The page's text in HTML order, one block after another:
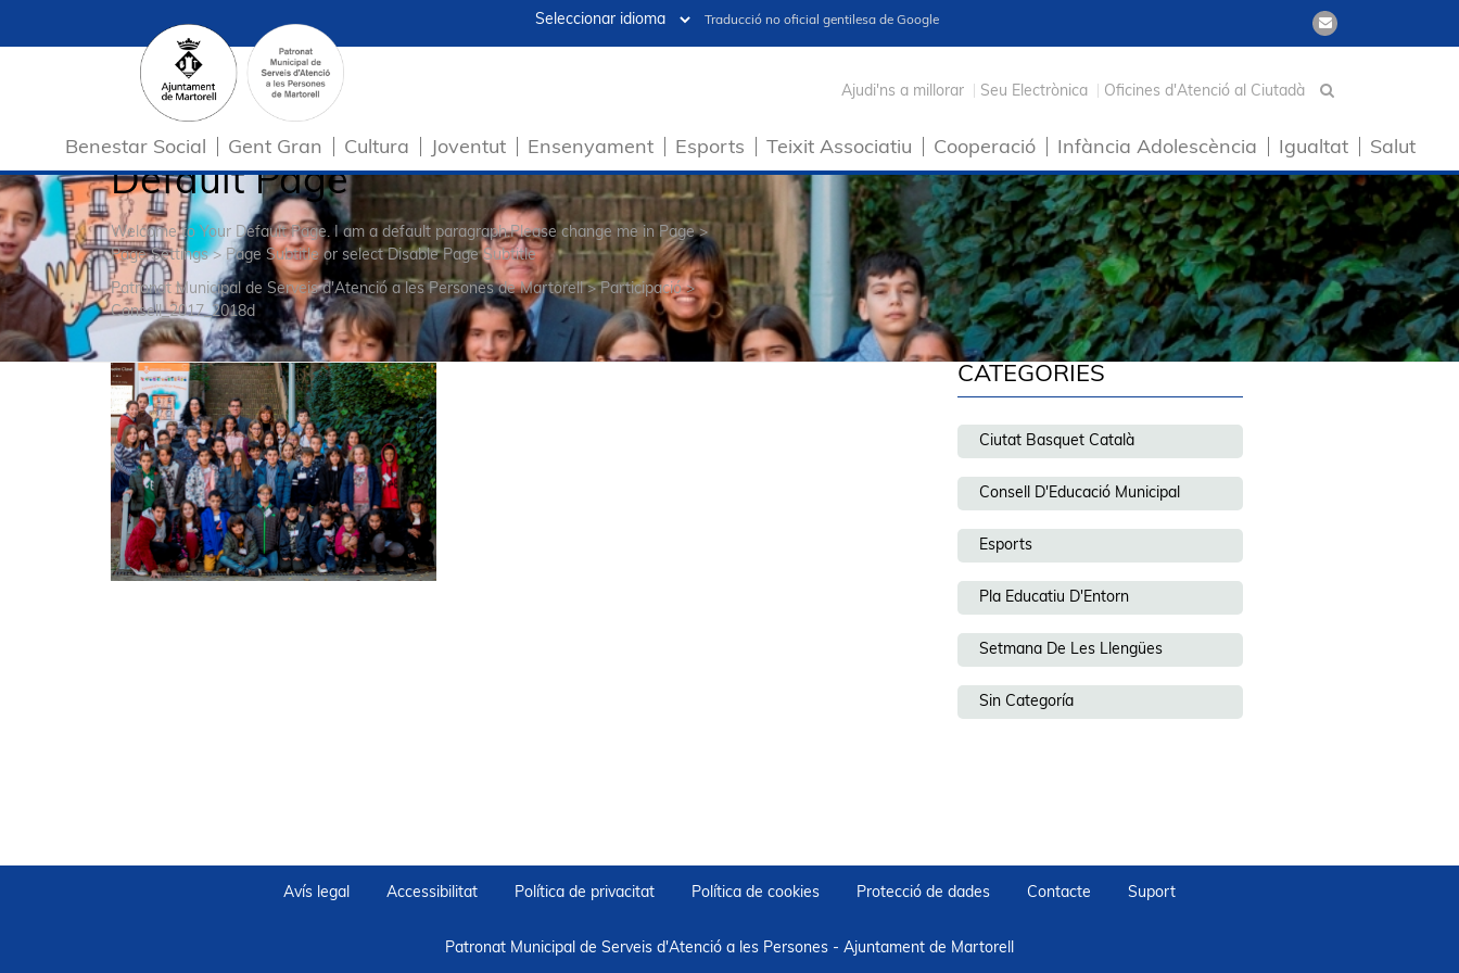
Traducció no oficial gentilesa de Google
Ajudi'ns a millorar Seu Electrònica Oficines d'Atenció al Ciutadà
Benestar Social Gent Gran Cultura Joventut Ensenyament Esports Teixit Associatiu Cooperació Infància Adolescència Igualtat Salut
Default Page
Welcome to Your Default Page. I am a default paragraph.Please change me in Page >
Page Settings > Page Subtitle or select Disable Page Subtitle
Patronat Municipal de Serveis d'Atenció a les Persones de Martorell>Participació>
Consell_2017_2018d
CATEGORIES
Ciutat Basquet Català
Consell D'Educació Municipal
Esports
Pla Educatiu D'Entorn
Setmana De Les Llengües
Sin Categoría
Avís legal Accessibilitat Política de privacitat Política de cookies Protecció de dades Contacte Suport
Patronat Municipal de Serveis d'Atenció a les Persones - Ajuntament de Martorell